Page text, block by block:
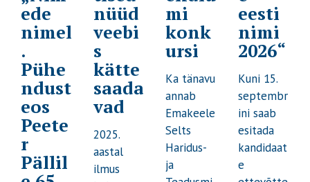
ede
nimel
.
Pühe
ndust
eos
Peete
r
Pällil
nüüd
veebi
s
kätte
saada
vad
2025.
aastal
ilmus
mi
konk
ursi
Ka tänavu
annab
Emakeele
Selts
Haridus-
ja
eesti
nimi
2026“
Kuni 15.
septembr
ini saab
esitada
kandidaat
e